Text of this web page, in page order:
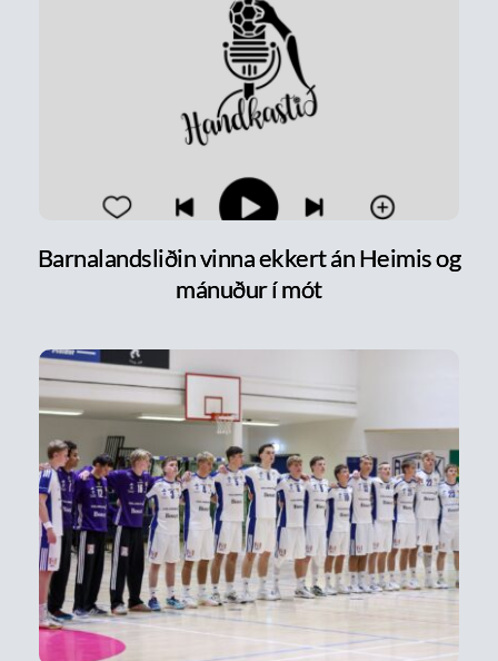
Barnalandsliðin vinna ekkert án Heimis og
mánuður í mót